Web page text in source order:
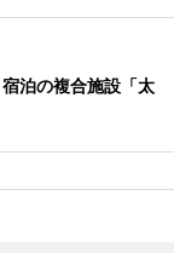
泊の複合施設「太